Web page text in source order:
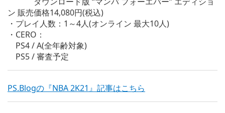
ン 販売価格14,080円(税込)
・プレイ人数：1～4人(オンライン 最大10人)
・CERO：
PS4 / A(全年齢対象)
PS5 / 審査予定
PS.Blogの『NBA 2K21』記事はこちら